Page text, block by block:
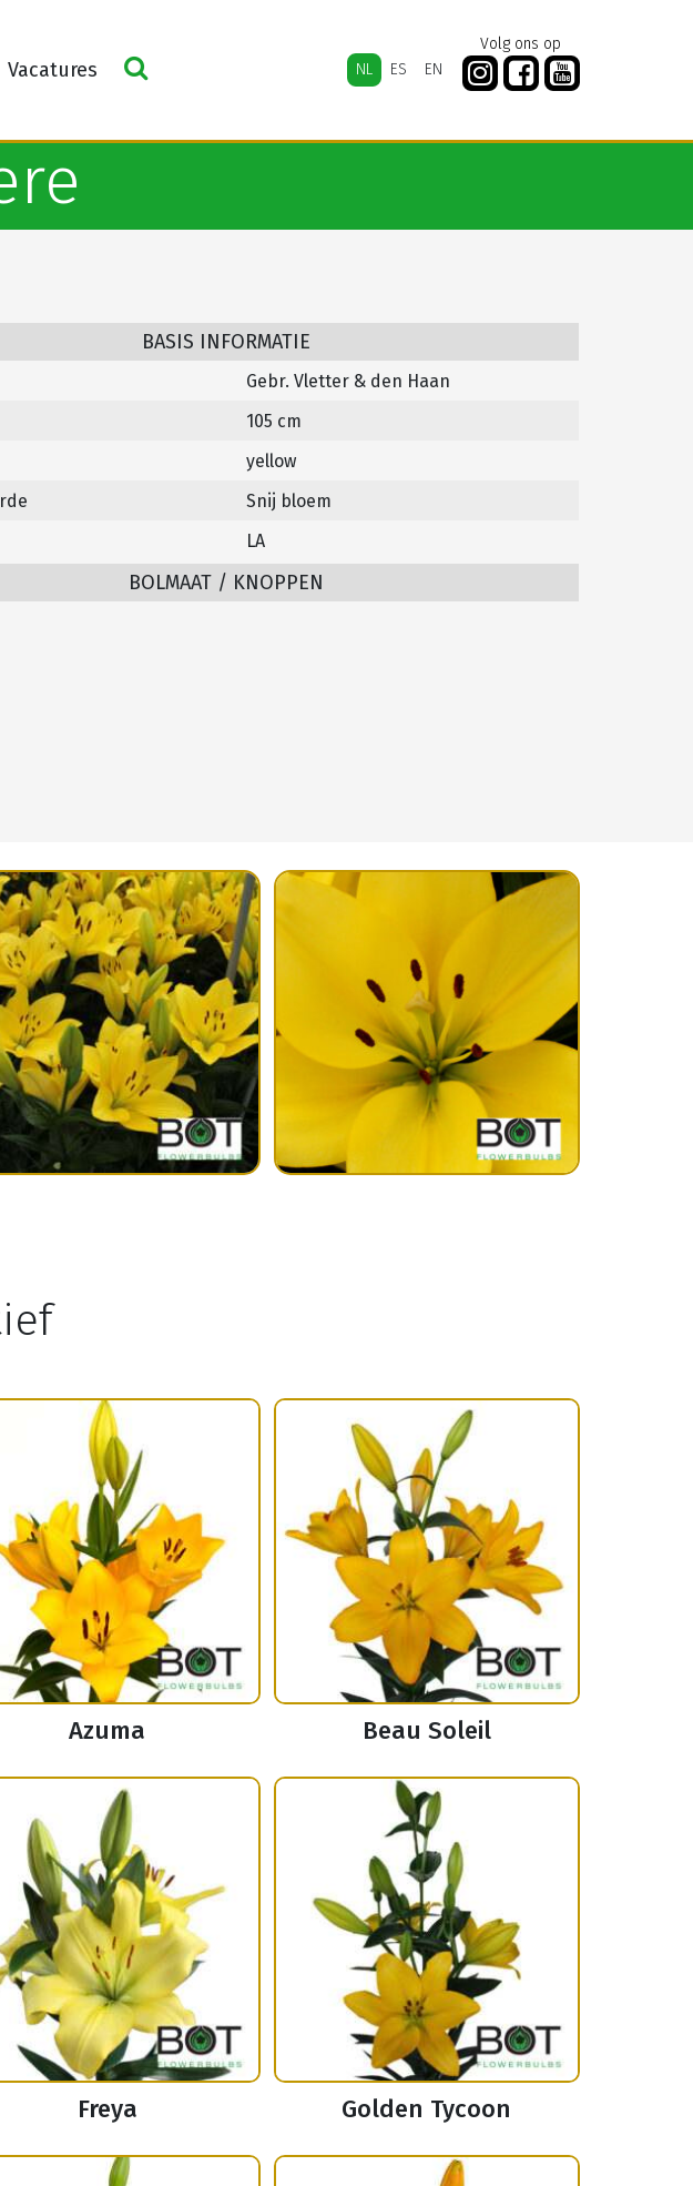
Vacatures NL ES EN
Volg ons op
BASIS INFORMATIE
Gebr. Vletter & den Haan
105 cm
yellow
Snij bloem
LA
BOLMAAT / KNOPPEN
Azuma Beau Soleil
Freya Golden Tycoon